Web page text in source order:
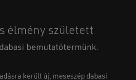
élmény született
bemutatótermünk.
került új, meseszép dabasi